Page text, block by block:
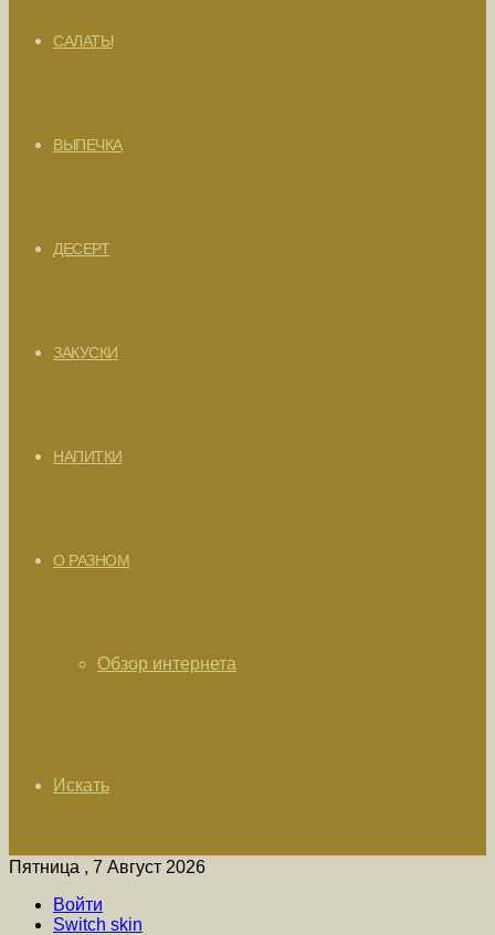
САЛАТЫ
ВЫПЕЧКА
ДЕСЕРТ
ЗАКУСКИ
НАПИТКИ
О РАЗНОМ
Обзор интернета
Искать
Пятница , 7 Август 2026
Войти
Switch skin